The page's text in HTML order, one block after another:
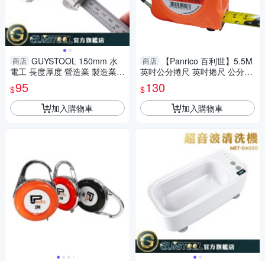
商店 GUYSTOOL 150mm 水
電工 長度厚度 營造業 製造業
內徑 電子數顯卡尺 MIT-DVC-S
150P 防潑水 廠房
$95
加入購物車
商店
【Panrico 百利世】5.5M
英吋公分捲尺 英吋捲尺 公分捲
尺 伸縮尺 量尺 雙煞車鋼捲尺
$130
加入購物車